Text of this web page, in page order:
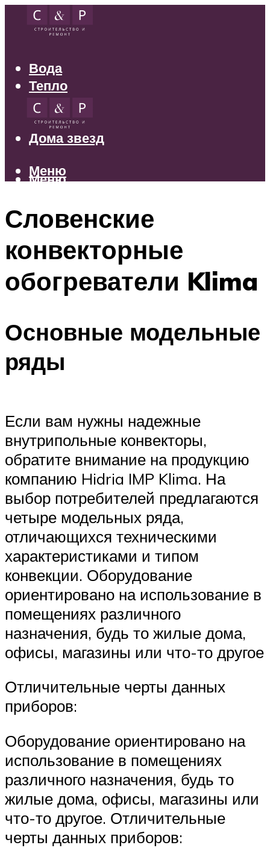
Вода
Тепло
Электрика
Свет
Дома звезд
Меню
Меню
Словенские
конвекторные
обогреватели Klima
Основные модельные
ряды
Если вам нужны надежные
внутрипольные конвекторы,
обратите внимание на продукцию
компанию Hidria IMP Klima. На
выбор потребителей предлагаются
четыре модельных ряда,
отличающихся техническими
характеристиками и типом
конвекции. Оборудование
ориентировано на использование в
помещениях различного
назначения, будь то жилые дома,
офисы, магазины или что-то другое
Отличительные черты данных
приборов:
Оборудование ориентировано на
использование в помещениях
различного назначения, будь то
жилые дома, офисы, магазины или
что-то другое. Отличительные
черты данных приборов: